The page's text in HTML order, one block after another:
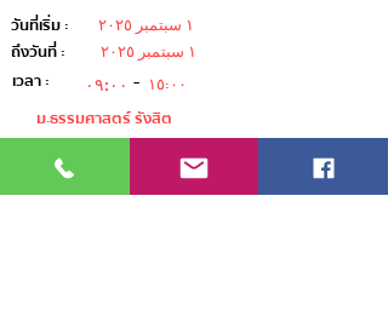
วันที่เริ่ม :
١ سبتمبر ٢٠٢٥
ถึงวันที่ :
١ سبتمبر ٢٠٢٥
เวลา :
٠٩:٠٠ - ١٥:٠٠
ม.ธรรมศาสตร์ รังสิต
พบกับสตาร์ทอัพรุ่นใหม่ในวันนำเสนอ Demo Day
พร้อมทุนสนับสนุน